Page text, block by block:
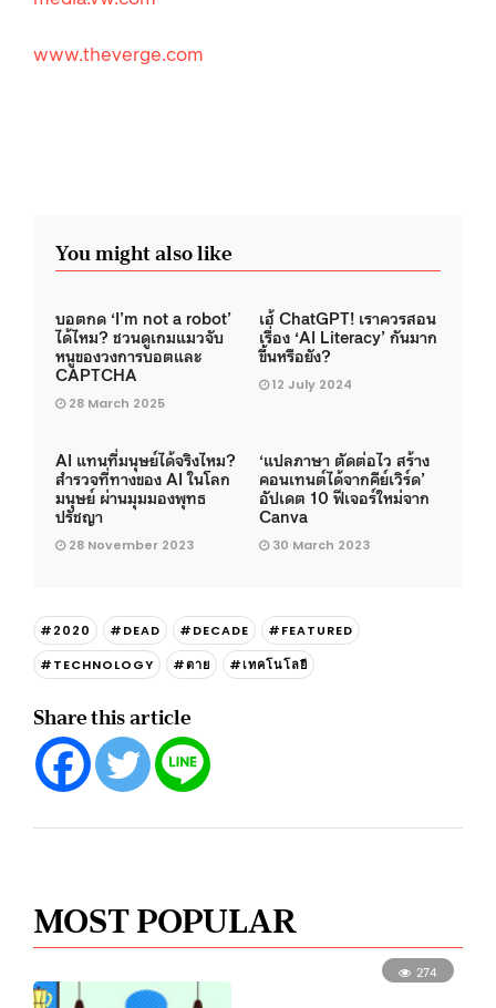
www.theverge.com
You might also like
บอตกด ‘I’m not a robot’
ได้ไหม? ชวนดูเกมแมวจับ
หนูของวงการบอตและ
CAPTCHA
28 March 2025
เฮ้ ChatGPT! เราควรสอน
เรื่อง ‘AI Literacy’ กันมาก
ขึ้นหรือยัง?
12 July 2024
AI แทนที่มนุษย์ได้จริงไหม?
สำรวจที่ทางของ AI ในโลก
มนุษย์ ผ่านมุมมองพุทธ
ปรัชญา
28 November 2023
‘แปลภาษา ตัดต่อไว สร้าง
คอนเทนต์ได้จากคีย์เวิร์ด’
อัปเดต 10 ฟีเจอร์ใหม่จาก
Canva
30 March 2023
#2020 #DEAD #DECADE
#FEATURED
#TECHNOLOGY
#ตาย #เทคโนโลยี
Share this article
MOST POPULAR
274